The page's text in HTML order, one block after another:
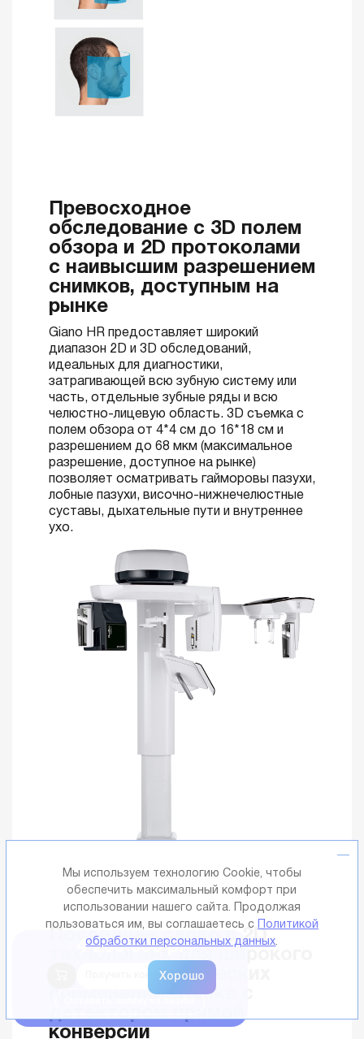
4 200 000 р.
Получить консультацию
Превосходное
обследование с 3D полем
обзора и 2D протоколами
с наивысшим разрешением
снимков, доступным на
рынке
Giano HR предоставляет широкий
диапазон 2D и 3D обследований,
идеальных для диагностики,
затрагивающей всю зубную систему или
часть, отдельные зубные ряды и всю
челюстно-лицевую область. 3D съемка с
полем обзора от 4*4 см до 16*18 см и
разрешением до 68 мкм (максимальное
разрешение, доступное на рынке)
позволяет осматривать гайморовы пазухи,
лобные пазухи, височно-нижнечелюстные
суставы, дыхательные пути и внутреннее
ухо.
Последнее слово в 2D
ряда диагностических
применений, также с
конверсии
Мы используем технологию Cookie, чтобы
обеспечить максимальный комфорт при
использовании нашего сайта. Продолжая
пользоваться им, вы соглашаетесь с
Политикой
обработки персональных данных.